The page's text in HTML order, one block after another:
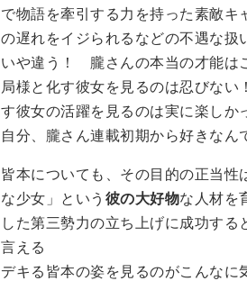
で物語を牽引する力を持った素敵キ
の遅れをイジられるなどの不遇な扱
いや違う！ 朧さんの本当の才能は
局様と化す彼女を見るのは忍びな
す彼女の活躍を見るのは実に楽しか
自分、朧さん連載初期から好きなん
皆本についても、その目的の正当
な少女」という 彼の大好物な人材を
した第三勢力の立ち上げに成功す
言える
デキる皆本の姿を見るのがこんな